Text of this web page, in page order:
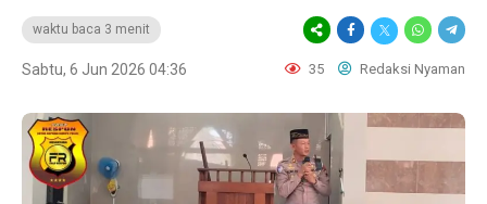
waktu baca 3 menit
Sabtu, 6 Jun 2026 04:36 35 Redaksi Nyaman